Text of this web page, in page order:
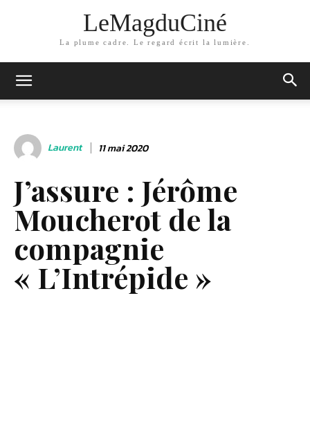
LeMagduCiné
La plume cadre. Le regard écrit la lumière.
Laurent 11 mai 2020
J’assure : Jérôme
Moucherot de la
compagnie
« L’Intrépide »